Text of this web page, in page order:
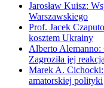
Jarosław Kuisz:
Warszawskiego
Prof. Jacek
kosztem Ukrainy
Alberto Alemanno:
Zagroziła jej
Marek A.
amatorskiej polityki